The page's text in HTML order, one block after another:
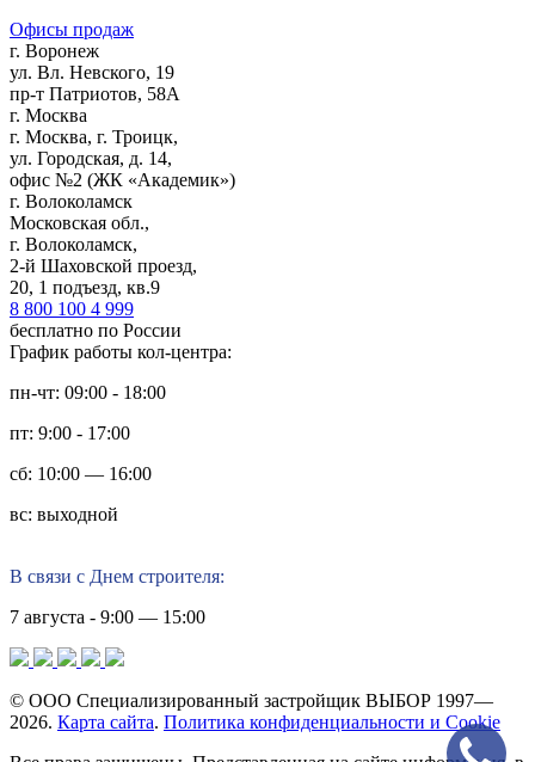
Офисы продаж
г. Воронеж
ул. Вл. Невского, 19
пр-т Патриотов, 58А
г. Москва
г. Москва, г. Троицк,
ул. Городская, д. 14,
офис №2 (ЖК «Академик»)
г. Волоколамск
Московская обл.,
г. Волоколамск,
2-й Шаховской проезд,
20, 1 подъезд, кв.9
8 800 100 4 999
бесплатно по России
График работы кол-центра:
пн-чт: 09:00 - 18:00
пт: 9:00 - 17:00
сб: 10:00 — 16:00
вс: выходной
В связи с Днем строителя:
7 августа - 9:00 — 15:00
© ООО Специализированный застройщик ВЫБОР 1997—
2026. Карта сайта. Политика конфиденциальности и Cookie